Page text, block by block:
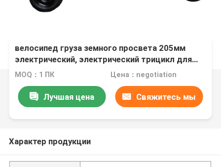
велосипед груза земного просвета 205мм
электрический, электрический трицикл для
фермы
MOQ：1 ПК Цена：negotiation
Лучшая цена Свяжитесь мы
Характер продукции